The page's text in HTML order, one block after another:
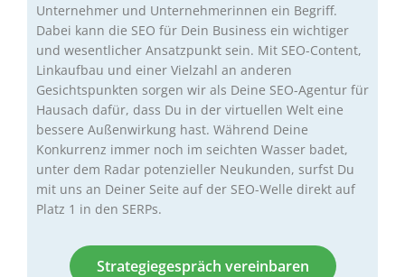
Unternehmer und Unternehmerinnen ein Begriff.
Dabei kann die SEO für Dein Business ein wichtiger
und wesentlicher Ansatzpunkt sein. Mit SEO-Content,
Linkaufbau und einer Vielzahl an anderen
Gesichtspunkten sorgen wir als Deine SEO-Agentur für
Hausach dafür, dass Du in der virtuellen Welt eine
bessere Außenwirkung hast. Während Deine
Konkurrenz immer noch im seichten Wasser badet,
unter dem Radar potenzieller Neukunden, surfst Du
mit uns an Deiner Seite auf der SEO-Welle direkt auf
Platz 1 in den SERPs.
Strategiegespräch vereinbaren